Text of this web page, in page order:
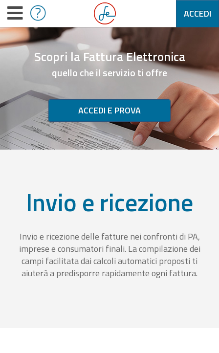
ACCEDI
Scopri la Fattura Elettronica
quello che il servizio ti offre
ACCEDI E PROVA
Invio e ricezione
Invio e ricezione delle fatture nei confronti di PA,
imprese e consumatori finali. La compilazione dei
campi facilitata dai calcoli automatici proposti ti
aiuterà a predisporre rapidamente ogni fattura.